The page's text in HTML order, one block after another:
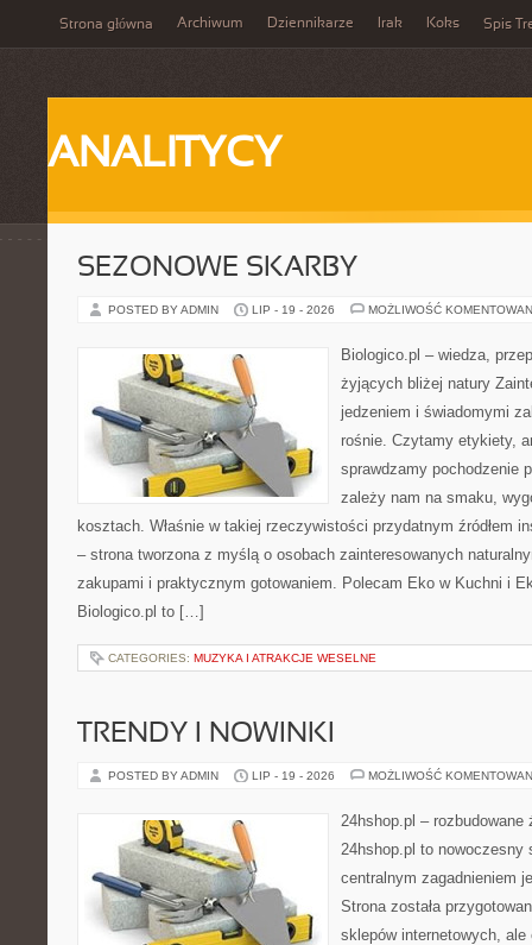
Strona główna Archiwum Dziennikarze Irak Koks Spis
ANALITYCY
SEZONOWE SKARBY
POSTED BY ADMIN LIP - 19 - 2026 MOŻLIWOŚĆ
Biologico.pl – wiedza,
żyjących bliżej natury
jedzeniem i świadomymi
rośnie. Czytamy etykiety,
sprawdzamy pochodzenie
zależy nam na smaku,
kosztach. Właśnie w takiej rzeczywistości przydatnym źródłem
– strona tworzona z myślą o osobach zainteresowanych
zakupami i praktycznym gotowaniem. Polecam Eko w Kuchni i
Biologico.pl to […]
CATEGORIES: MUZYKA I ATRAKCJE WESELNE
TRENDY I NOWINKI
POSTED BY ADMIN LIP - 19 - 2026 MOŻLIWOŚĆ
24hshop.pl – rozbudowane
24hshop.pl to nowoczesny
centralnym zagadnieniem
Strona została
sklepów internetowych, ale